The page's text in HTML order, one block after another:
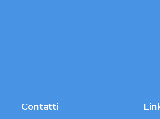
Contatti